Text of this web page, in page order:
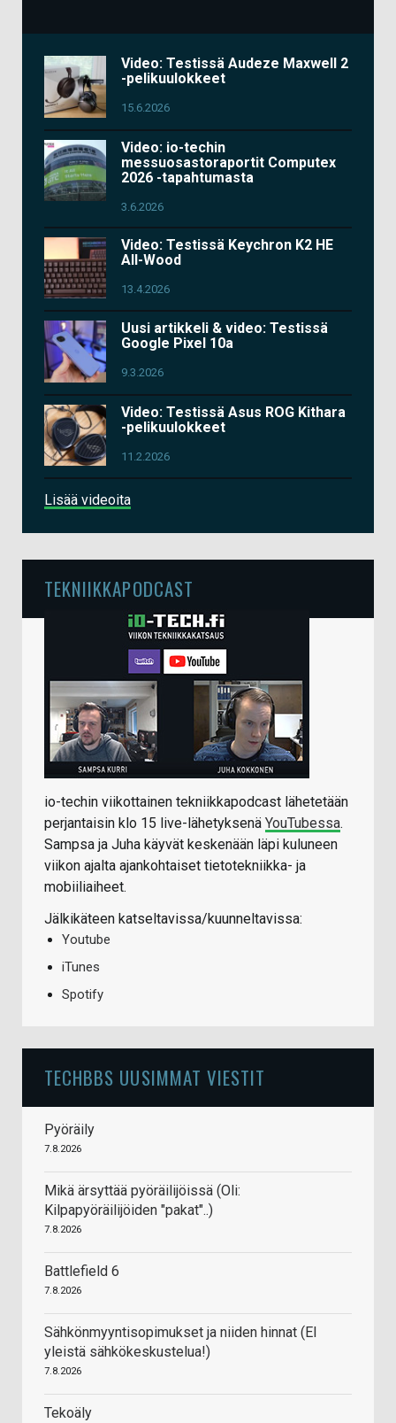
Video: Testissä Audeze Maxwell 2
-pelikuulokkeet
15.6.2026
Video: io-techin
messuosastoraportit Computex
2026 -tapahtumasta
3.6.2026
Video: Testissä Keychron K2 HE
All-Wood
13.4.2026
Uusi artikkeli & video: Testissä
Google Pixel 10a
9.3.2026
Video: Testissä Asus ROG Kithara
-pelikuulokkeet
11.2.2026
Lisää videoita
TEKNIIKKAPODCAST
io-techin viikottainen tekniikkapodcast lähetetään
perjantaisin klo 15 live-lähetyksenä YouTubessa.
Sampsa ja Juha käyvät keskenään läpi kuluneen
viikon ajalta ajankohtaiset tietotekniikka- ja
mobiiliaiheet.
Jälkikäteen katseltavissa/kuunneltavissa:
Youtube
iTunes
Spotify
TECHBBS UUSIMMAT VIESTIT
Pyöräily
7.8.2026
Mikä ärsyttää pyöräilijöissä (Oli:
Kilpapyöräilijöiden "pakat"..)
7.8.2026
Battlefield 6
7.8.2026
Sähkönmyyntisopimukset ja niiden hinnat (EI
yleistä sähkökeskustelua!)
7.8.2026
Tekoäly